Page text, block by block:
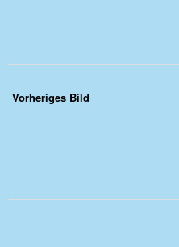
Vorheriges Bild